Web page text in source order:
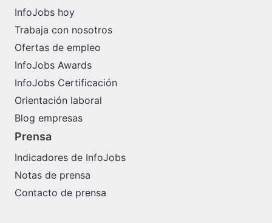
InfoJobs hoy
Trabaja con nosotros
Ofertas de empleo
InfoJobs Awards
InfoJobs Certificación
Orientación laboral
Blog empresas
Prensa
Indicadores de InfoJobs
Notas de prensa
Contacto de prensa